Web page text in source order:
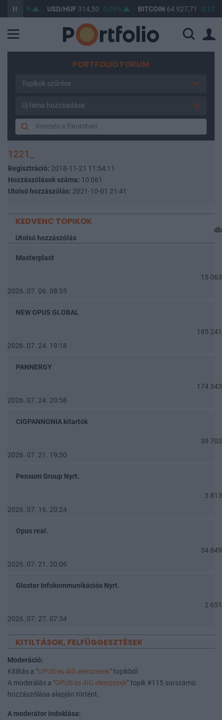
0,04% USD/HUF 314,50 0,09% BITCOIN64 927,71 0,12%
PORTFOLIO FORUM
Topikok szűrése
Új téma hozzáadása
1221_
Regisztráció: 2018-11-21 11:54:11
Hozzászólások száma: 10 061
Utolsó hozzászólás: 2021-10-01 21:41
KEDVENC TOPIKOK
db
Utolsó hozzászólás
Masterplast
15 063
2026. 07. 06. 08:55
NEW OPUS GLOBAL
185 241
2026. 07. 24. 19:18
PANNERGY
174 343
2026. 07. 24. 20:58
CIGPANNONIA kitartók
39 703
2026. 07. 21. 19:30
Pensum Group Nyrt.
3 813
2026. 07. 16. 20:24
Opus real.
34 849
2026. 07. 21. 20:06
Gloster Infokommunikációs Nyrt.
2 651
2026. 07. 27. 07:34
KITILTÁSOK, FELFÜGGESZTÉSEK
Moderáció:
Kitiltás a "OPUS es 4IG elemzesek" topikból
A moderálás a "OPUS es 4IG elemzesek" topik #115 sorszámú
hozzászólása alapján történt.
A moderátor indoklása: